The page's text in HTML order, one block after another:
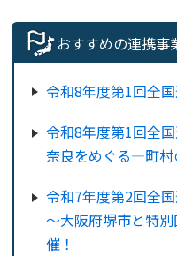
おすすめの連携事
令和8年度第1回全
令和8年度第1回全
奈良をめぐる―町村
令和7年度第2回全
～大阪府堺市と特
催！